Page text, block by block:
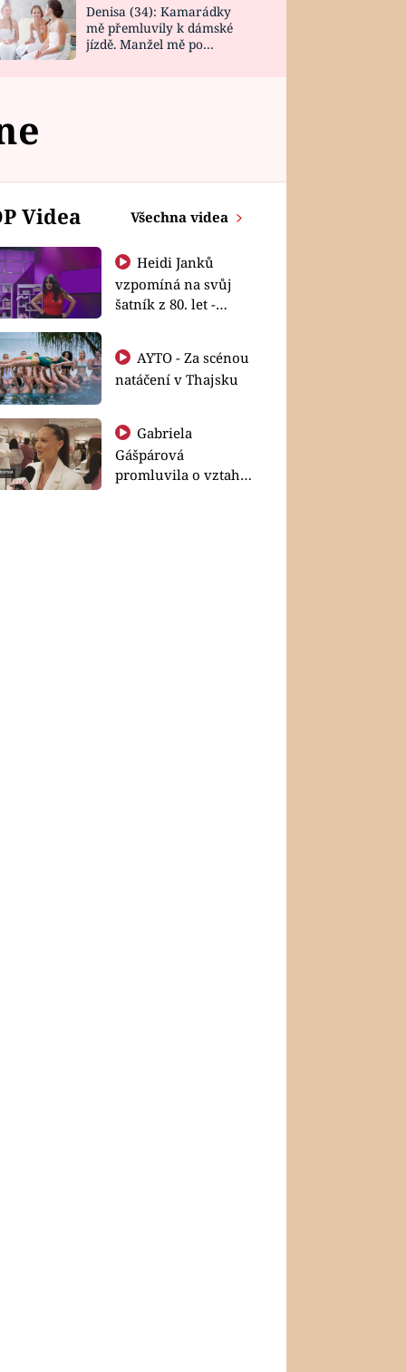
Denisa (34): Kamarádky
mě přemluvily k dámské
jízdě. Manžel mě po
Videa Všechna videa
Heidi Janků
vzpomíná na svůj
šatník z 80. let -
natáčení v Thajsku
Gabriela
Gášpárová
promluvila o vztahu